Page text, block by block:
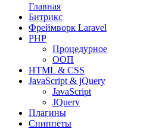
Главная
Битрикс
Фреймворк Laravel
PHP
Процедурное
ООП
HTML & CSS
JavaScript & jQuery
JavaScript
JQuery
Плагины
Сниппеты